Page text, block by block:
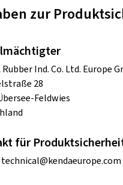
zur
Rubber Ind. Co. Ltd. Europe
28
Feldwies
für
technical@kendaeurope.com